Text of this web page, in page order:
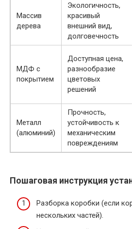
Массив
дерева
Экологичность,
красивый
внешний вид,
долговечность
МДФ с
покрытием
Доступная цена,
разнообразие
цветовых
решений
Металл
(алюминий)
Прочность,
устойчивость к
механическим
повреждениям
Пошаговая инструкция
Разборка коробки (если
нескольких частей).